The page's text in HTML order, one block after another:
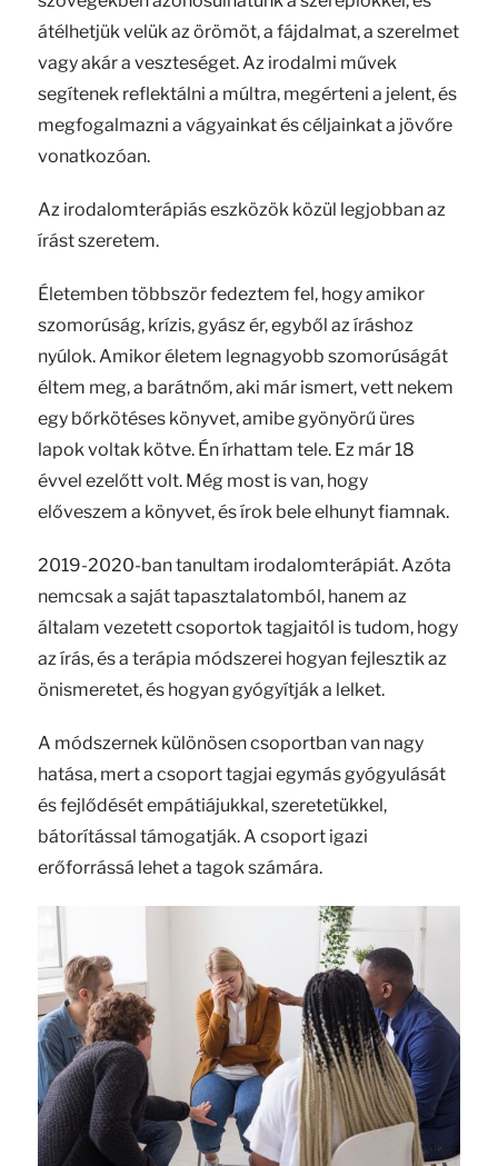
átélhetjük velük az örömöt, a fájdalmat, a szerelmet
vagy akár a veszteséget. Az irodalmi művek
segítenek reflektálni a múltra, megérteni a jelent, és
megfogalmazni a vágyainkat és céljainkat a jövőre
vonatkozóan.
Az irodalomterápiás eszközök közül legjobban az
írást szeretem.
Életemben többször fedeztem fel, hogy amikor
szomorúság, krízis, gyász ér, egyből az íráshoz
nyúlok. Amikor életem legnagyobb szomorúságát
éltem meg, a barátnőm, aki már ismert, vett nekem
egy bőrkötéses könyvet, amibe gyönyörű üres
lapok voltak kötve. Én írhattam tele. Ez már 18
évvel ezelőtt volt. Még most is van, hogy
előveszem a könyvet, és írok bele elhunyt fiamnak.
2019-2020-ban tanultam irodalomterápiát. Azóta
nemcsak a saját tapasztalatomból, hanem az
általam vezetett csoportok tagjaitól is tudom, hogy
az írás, és a terápia módszerei hogyan fejlesztik az
önismeretet, és hogyan gyógyítják a lelket.
A módszernek különösen csoportban van nagy
hatása, mert a csoport tagjai egymás gyógyulását
és fejlődését empátiájukkal, szeretetükkel,
bátorítással támogatják. A csoport igazi
erőforrássá lehet a tagok számára.